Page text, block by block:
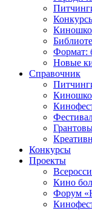
Формат:
Новые
Справочник
Конкурсы
Проекты
Кино
Форум